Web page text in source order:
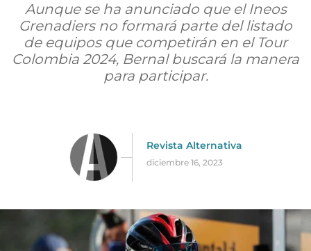
Aunque se ha anunciado que el Ineos
Grenadiers no formará parte del listado
de equipos que competirán en el Tour
Colombia 2024, Bernal buscará la manera
para participar.
Revista Alternativa
diciembre 16, 2023